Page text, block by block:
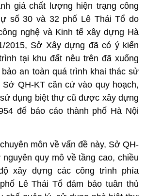
giá chất lượng hiện trạng công
số 30 và 32 phố Lê Thái Tổ do
nghệ và Kinh tế xây dựng Hà
2015, Sở Xây dựng đã có ý kiến
tại khu đất nêu trên đã xuống
an toàn quá trình khai thác sử
QH-KT căn cứ vào quy hoạch,
dụng biệt thự cũ được xây dựng
để báo cáo thành phố Hà Nội
môn về vấn đề này, Sở QH-
quy mô về tầng cao, chiều
xây dựng các công trình phía
Lê Thái Tổ đảm bảo tuân thủ